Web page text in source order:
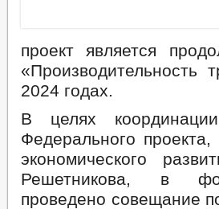
проект является
«Производительность
2024 годах.
В целях
Федерального
экономического
Решетникова, в
проведено совещание